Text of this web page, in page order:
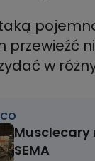
przewieźć
w
SEMA